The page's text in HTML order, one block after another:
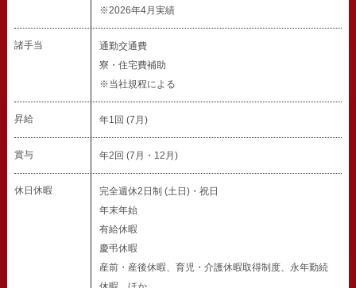
※2026年4月実績
諸手当
通勤交通費
寮・住宅費補助
※当社規程による
昇給 年1回 (7月)
賞与 年2回 (7月・12月)
休日休暇
完全週休2日制 (土日)・祝日
年末年始
有給休暇
慶弔休暇
産前・産後休暇、育児・介護休暇取得制度、永年勤続